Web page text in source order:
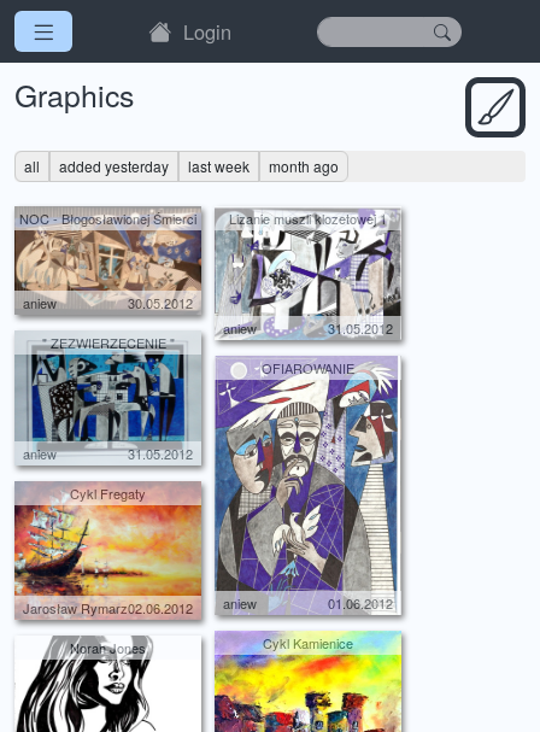
Login
Graphics
all added yesterday last week month ago
NOC - Błogosławionej Śmierci
aniew 30.05.2012
Lizanie muszli klozetowej 1
aniew 31.05.2012
" ZEZWIERZĘCENIE "
aniew 31.05.2012
OFIAROWANIE
aniew 01.06.2012
Cykl Fregaty
Jarosław Rymarz02.06.2012
Cykl Kamienice
Norah Jones